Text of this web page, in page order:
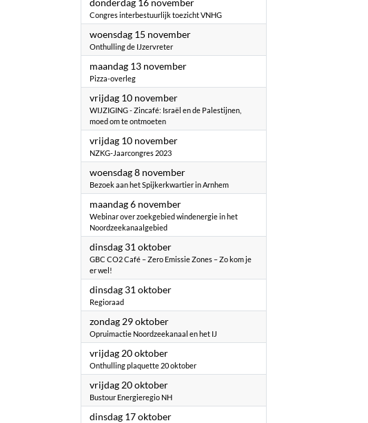
donderdag 16 november
Congres interbestuurlijk toezicht VNHG
woensdag 15 november2023
Onthulling de IJzervreter
maandag 13 november2023
Pizza-overleg
vrijdag 10 november2023
WIJZIGING - Zincafé: Israël en de Palestijnen,
moed om te ontmoeten
vrijdag 10 november2023
NZKG-Jaarcongres 2023
woensdag 8 november2023
Bezoek aan het Spijkerkwartier in Arnhem
maandag 6 november2023
Webinar over zoekgebied windenergie in het
Noordzeekanaalgebied
dinsdag 31 oktober2023
GBC CO2 Café – Zero Emissie Zones – Zo kom je
er wel!
dinsdag 31 oktober2023
Regioraad
zondag 29 oktober2023
Opruimactie Noordzeekanaal en het IJ
vrijdag 20 oktober2023
Onthulling plaquette 20 oktober
vrijdag 20 oktober2023
Bustour Energieregio NH
dinsdag 17 oktober2023